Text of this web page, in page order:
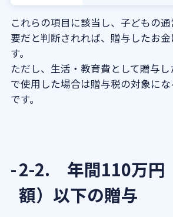
これらの項目に該当し、子どもの
要だと判断されれば、贈与したお
す。
ただし、生活・教育費として贈与
で使用した場合は贈与税の対象に
です。
2-2. 年間110万円
額）以下の贈与